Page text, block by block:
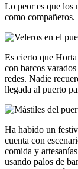
Lo peor es que los
como compañeros.
Es cierto que
con barcos
redes. Nadie
llegada al puerto
Ha habido un
cuenta con
comida y
usando palos de